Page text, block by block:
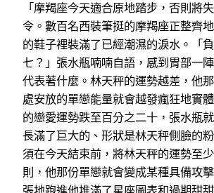
「摩羯座今天適合原地踏步，否則將
令。數百名西裝筆挺的摩羯座正整齊
的鞋子裡裝滿了已經潮濕的淚水。「
七？」張水瓶喃喃自語，感到胃部一
代表著什麼。林天秤的運勢越差，他
處安放的單戀能量就會越發瘋狂地實
的戀愛運勢跌至百分之二十，張水瓶
長滿了巨大的、形狀是林天秤側臉的
須在今天結束前，將林天秤的運勢至
則，他那份單戀就會變成某種具備攻